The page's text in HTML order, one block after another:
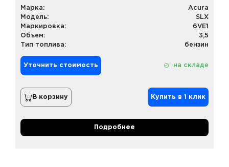
Марка:
Acura
Модель:
SLX
Маркировка:
6VE1
Объем:
3,5
Тип топлива:
бензин
Уточнить стоимость на складе
В корзину Купить в 1 клик
Подробнее